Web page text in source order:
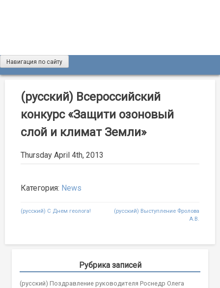
Журнал «Разведка и охрана недр»
Мы рады вас приветствовать на сайте журнала «Разведка
и охрана недр»
Навигация по сайту
(русский) Всероссийский
конкурс «Защити озоновый
слой и климат Земли»
Thursday April 4th, 2013
Категория: News
Post
(русский) С Днем геолога!
(русский) Выступление Фролова
А.В.
Рубрика записей
(русский) Поздравление руководителя Роснедр Олега